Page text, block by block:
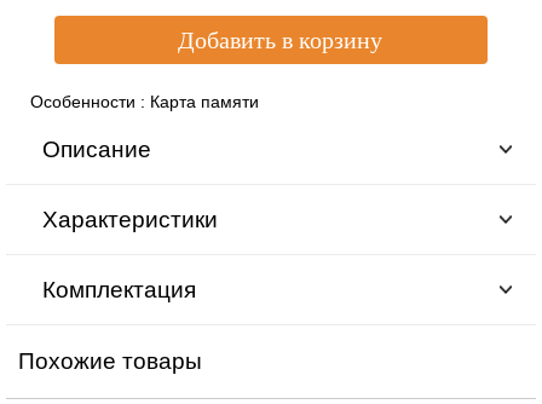
Особенности : Карта памяти
Описание
Характеристики
Комплектация
Похожие товары